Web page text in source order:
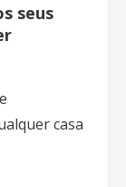
seus
casa